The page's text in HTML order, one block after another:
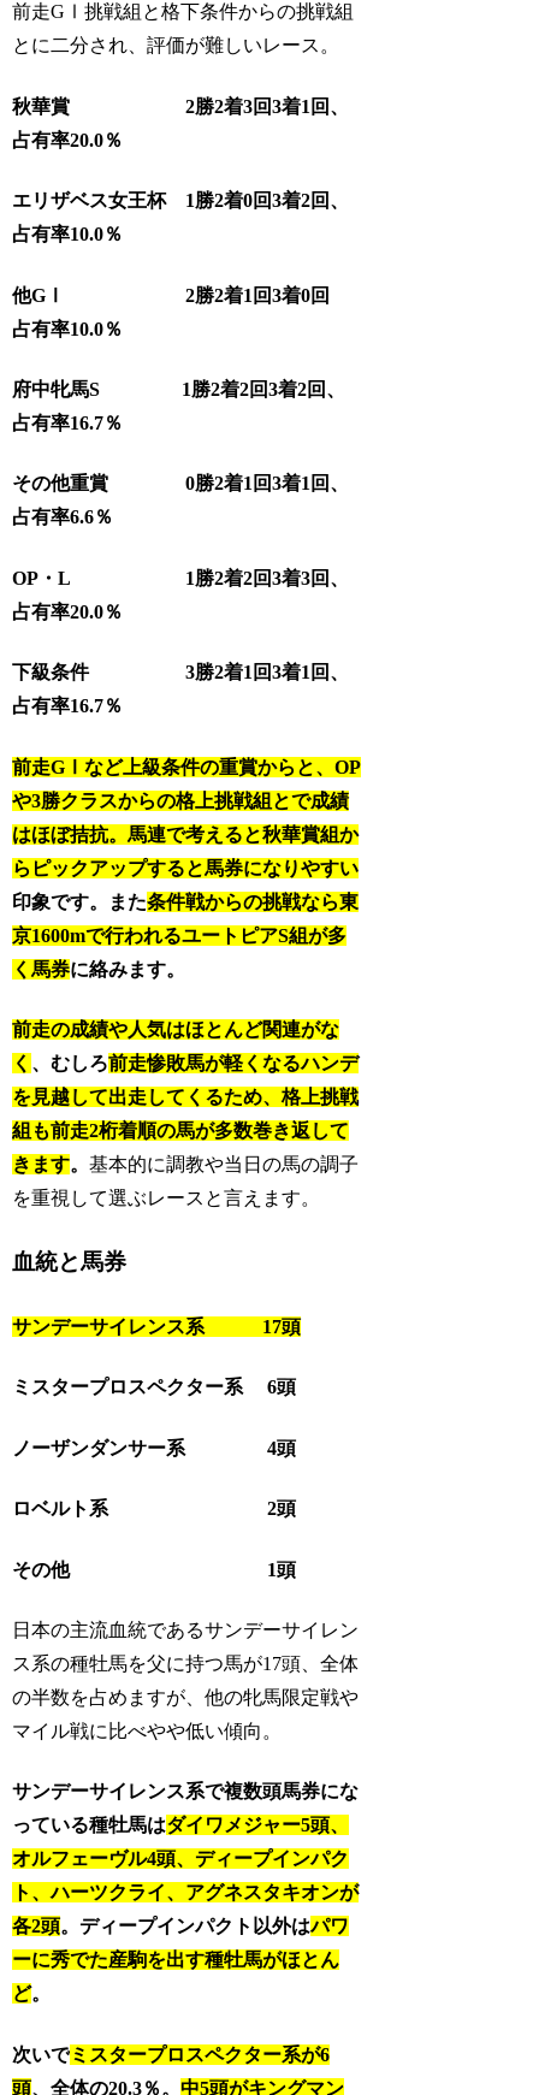
前走GⅠ挑戦組と格下条件からの挑戦組
とに二分され、評価が難しいレース。
秋華賞 2勝2着3回3着1回、
占有率20.0％
エリザベス女王杯 1勝2着0回3着2回、
占有率10.0％
他GⅠ 2勝2着1回3着0回
占有率10.0％
府中牝馬S 1勝2着2回3着2回、
占有率16.7％
その他重賞 0勝2着1回3着1回、
占有率6.6％
OP・L 1勝2着2回3着3回、
占有率20.0％
下級条件 3勝2着1回3着1回、
占有率16.7％
前走GⅠなど上級条件の重賞からと、OP
や3勝クラスからの格上挑戦組とで成績
はほぼ拮抗。馬連で考えると秋華賞組か
らピックアップすると馬券になりやすい
印象です。また条件戦からの挑戦なら東
京1600mで行われるユートピアS組が多
く馬券に絡みます。
前走の成績や人気はほとんど関連がな
く 、むしろ前走惨敗馬が軽くなるハンデ
を見越して出走してくるため、格上挑戦
組も前走2桁着順の馬が多数巻き返して
きます。基本的に調教や当日の馬の調子
を重視して選ぶレースと言えます。
血統と馬券
サンデーサイレンス系 17頭
ミスタープロスペクター系 6頭
ノーザンダンサー系 4頭
ロベルト系 2頭
その他 1頭
日本の主流血統であるサンデーサイレン
ス系の種牡馬を父に持つ馬が17頭、全体
の半数を占めますが、他の牝馬限定戦や
マイル戦に比べやや低い傾向。
サンデーサイレンス系で複数頭馬券にな
っている種牡馬はダイワメジャー5頭、
オルフェーヴル4頭、ディープインパク
ト、ハーツクライ、アグネスタキオンが
各2頭。ディープインパクト以外はパワ
ーに秀でた産駒を出す種牡馬がほとん
ど。
次いでミスタープロスペクター系が6
頭、全体の20.3％。中5頭がキングマン